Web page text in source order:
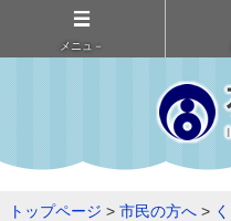
メニュ－
トップページ > 市民の方へ >